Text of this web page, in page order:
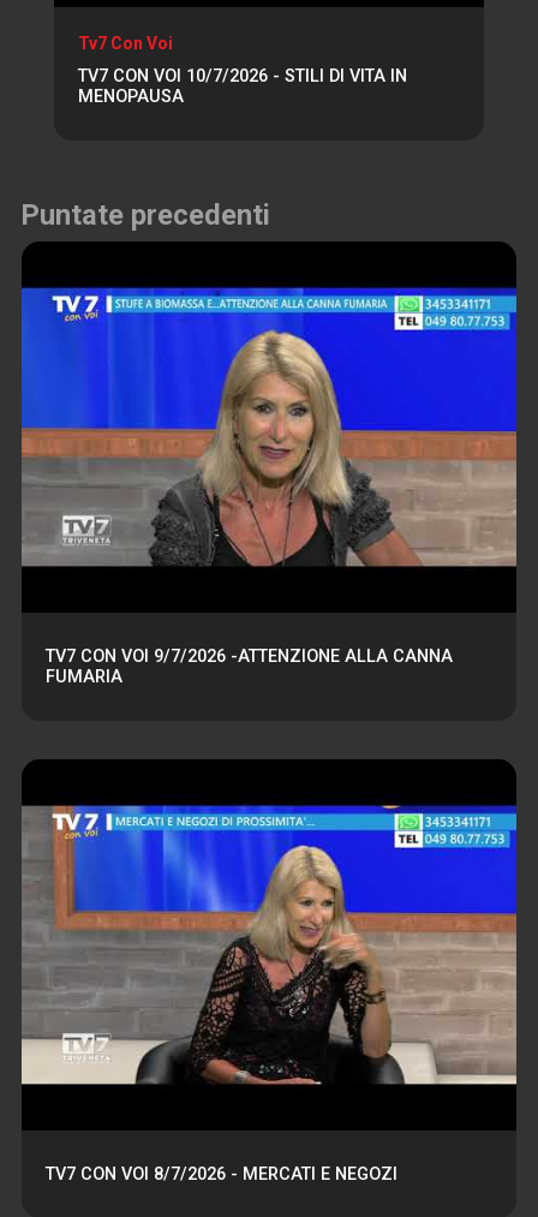
Tv7 Con Voi
TV7 CON VOI 10/7/2026 - STILI DI VITA IN
MENOPAUSA
Puntate precedenti
TV7 CON VOI 9/7/2026 -ATTENZIONE ALLA CANNA
FUMARIA
TV7 CON VOI 8/7/2026 - MERCATI E NEGOZI